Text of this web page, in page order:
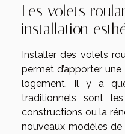
Les volets
installation
Installer des volets
permet d’apporter
logement. Il y a
traditionnels sont
constructions ou la
nouveaux modèles